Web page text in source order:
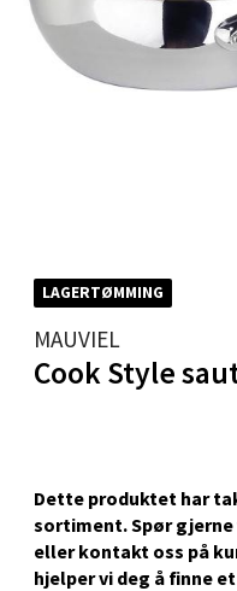
LAGERTØMMING
MAUVIEL
Cook Style
Dette produktet har
sortiment. Spør
eller kontakt oss på
hjelper vi deg å ﬁnne
Skillevegen 5, 9411
Åpent i dag 10-20
Karmsund -
Austbøvegen 16,
Åpent i dag 10-20